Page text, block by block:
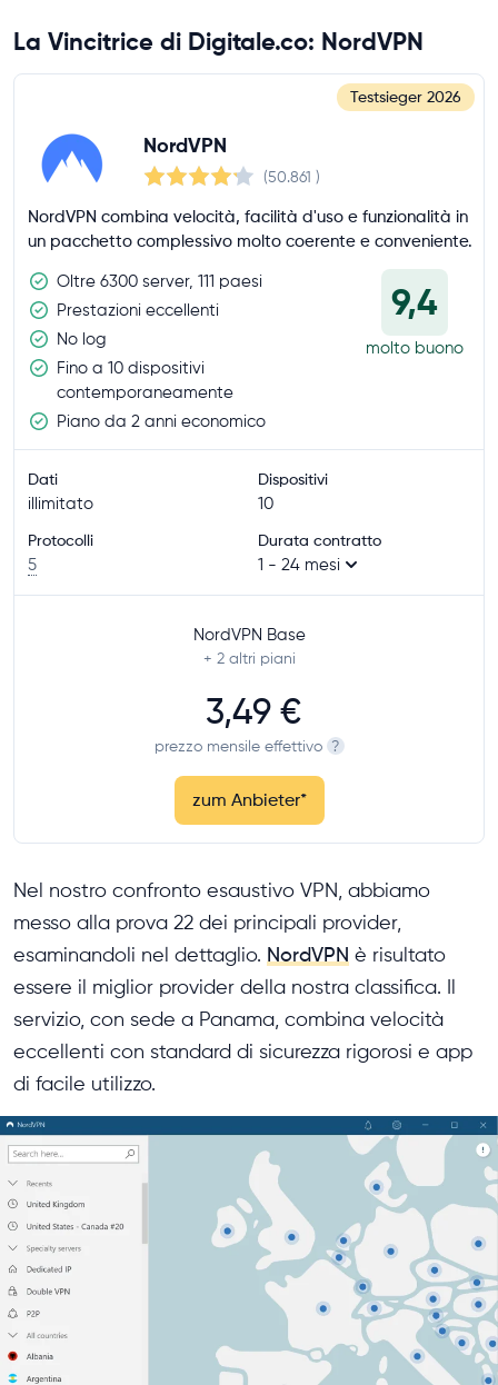
La Vincitrice di Digitale.co: NordVPN
Testsieger 2026
NordVPN
(50.861 )
NordVPN combina velocità, facilità d'uso e funzionalità in
un pacchetto complessivo molto coerente e conveniente.
Oltre 6300 server, 111 paesi
Prestazioni eccellenti
No log
Fino a 10 dispositivi
contemporaneamente
Piano da 2 anni economico
9,4
molto buono
Dati
illimitato
Dispositivi
10
Protocolli
5
Durata contratto
1 - 24 mesi
NordVPN Base
+ 2 altri piani
3,49 €
prezzo mensile effettivo ?
zum Anbieter*
Nel nostro confronto esaustivo VPN, abbiamo
messo alla prova 22 dei principali provider,
esaminandoli nel dettaglio. NordVPN è risultato
essere il miglior provider della nostra classifica. Il
servizio, con sede a Panama, combina velocità
eccellenti con standard di sicurezza rigorosi e app
di facile utilizzo.